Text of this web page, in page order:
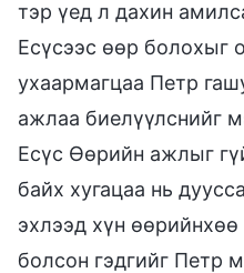
тэр үед л дахин
Есүсээс өөр болохыг
ухаармагцаа Петр
ажлаа биелүүлснийг
Есүс Өөрийн ажлыг
байх хугацаа нь
эхлээд хүн
болсон гэдгийг Петр